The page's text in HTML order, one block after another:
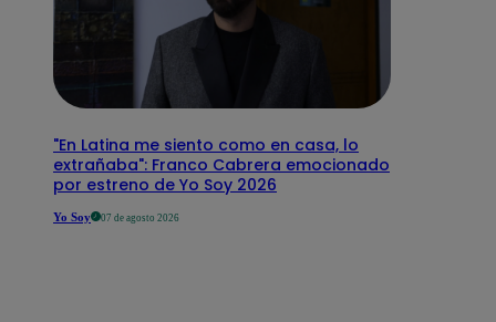
"En Latina me siento como en casa, lo
extrañaba": Franco Cabrera emocionado
por estreno de Yo Soy 2026
Yo Soy 07 de agosto 2026